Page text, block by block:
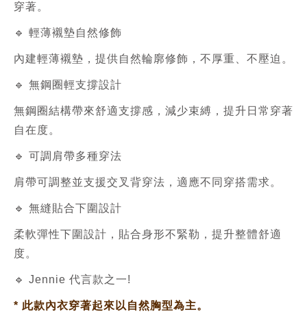
穿著。
🔹 輕薄襯墊自然修飾
內建輕薄襯墊，提供自然輪廓修飾，不厚重、不壓迫。
🔹 無鋼圈輕支撐設計
無鋼圈結構帶來舒適支撐感，減少束縛，提升日常穿著
自在度。
🔹 可調肩帶多種穿法
肩帶可調整並支援交叉背穿法，適應不同穿搭需求。
🔹 無縫貼合下圍設計
柔軟彈性下圍設計，貼合身形不緊勒，提升整體舒適
度。
🔹 Jennie 代言款之一!
* 此款內衣穿著起來以自然胸型為主。